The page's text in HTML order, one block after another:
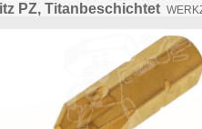
PZ, Titanbeschichtet